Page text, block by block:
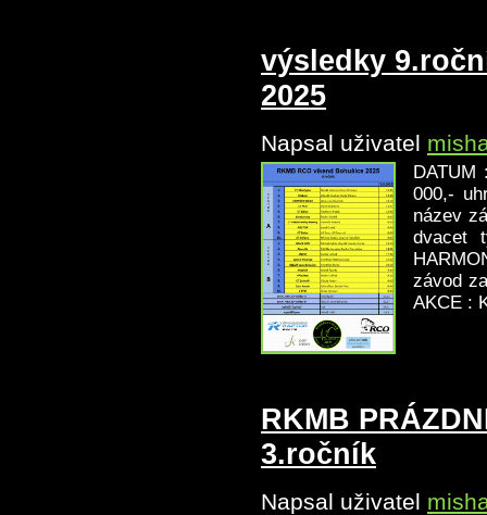
výsledky
2025
Napsal uživatel
000,-
název
závod
AKCE :
RKMB
3.ročník
Napsal uživatel